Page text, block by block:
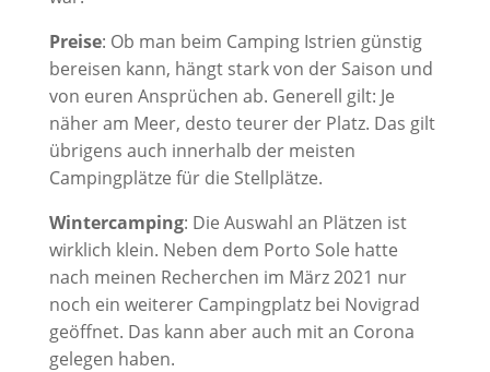
Preise: Ob man beim Camping Istrien günstig
bereisen kann, hängt stark von der Saison und
von euren Ansprüchen ab. Generell gilt: Je
näher am Meer, desto teurer der Platz. Das gilt
übrigens auch innerhalb der meisten
Campingplätze für die Stellplätze.
Wintercamping: Die Auswahl an Plätzen ist
wirklich klein. Neben dem Porto Sole hatte
nach meinen Recherchen im März 2021 nur
noch ein weiterer Campingplatz bei Novigrad
geöffnet. Das kann aber auch mit an Corona
gelegen haben.